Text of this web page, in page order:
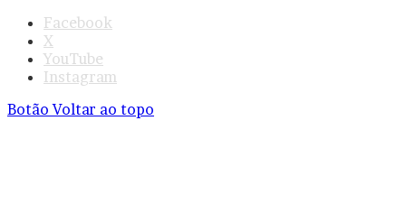
Facebook
X
YouTube
Instagram
Botão Voltar ao topo